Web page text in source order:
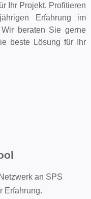
Ihr Projekt. Profitieren
Erfahrung im
beraten Sie gerne
beste Lösung für Ihr
an SPS
Erfahrung.